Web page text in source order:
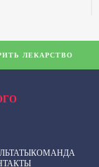
КОМАНДА
ЛЕКАРСТВО